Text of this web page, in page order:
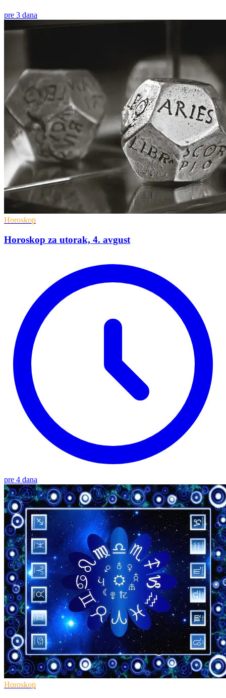
pre 3 dana
Horoskop
Horoskop za utorak, 4. avgust
pre 4 dana
Horoskop